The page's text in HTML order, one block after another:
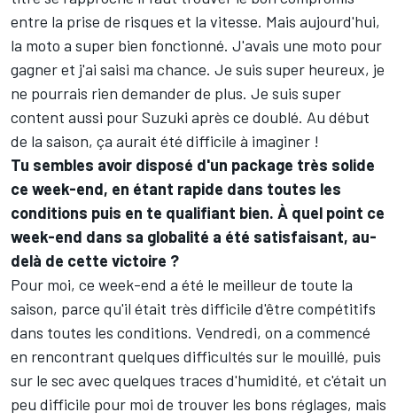
entre la prise de risques et la vitesse. Mais aujourd'hui,
la moto a super bien fonctionné. J'avais une moto pour
gagner et j'ai saisi ma chance. Je suis super heureux, je
ne pourrais rien demander de plus. Je suis super
content aussi pour Suzuki après ce doublé. Au début
de la saison, ça aurait été difficile à imaginer !
Tu sembles avoir disposé d'un package très solide
ce week-end, en étant rapide dans toutes les
conditions puis en te qualifiant bien. À quel point ce
week-end dans sa globalité a été satisfaisant, au-
delà de cette victoire ?
Pour moi, ce week-end a été le meilleur de toute la
saison, parce qu'il était très difficile d'être compétitifs
dans toutes les conditions. Vendredi, on a commencé
en rencontrant quelques difficultés sur le mouillé, puis
sur le sec avec quelques traces d'humidité, et c'était un
peu difficile pour moi de trouver les bons réglages, mais